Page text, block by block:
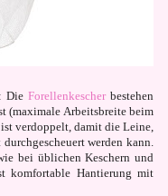
Die Forellenkescher bestehen
(maximale Arbeitsbreite beim
verdoppelt, damit die Leine,
werden kann.
bei üblichen Keschern und
komfortable Hantierung mit